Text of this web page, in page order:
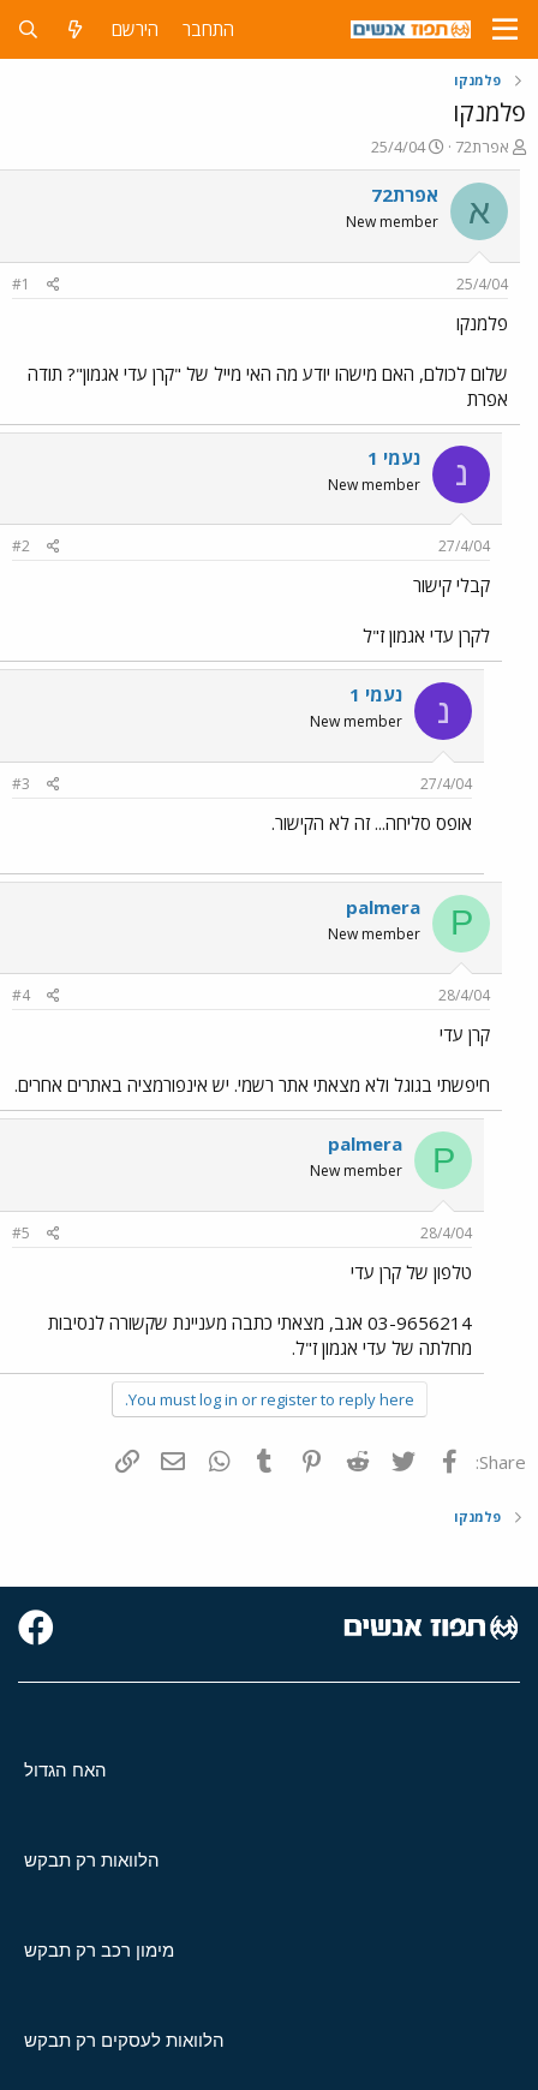
התחבר הירשם
פלמנקו
פלמנקו
פ
ו
ת
ח
ה
ש
א
אפרת72
פ
ו
ר
ם
25/4/04
א אפרת72
New member
25/4/04
#1
פלמנקו
שלום לכולם, האם מישהו יודע מה האי מייל של "קרן עדי אגמון"? תודה
אפרת
נ נעמי 1
New member
27/4/04
#2
קבלי קישור
לקרן עדי אגמון ז"ל
נ נעמי 1
New member
27/4/04
#3
אופס סליחה... זה לא הקישור.
P
palmera
New member
28/4/04
#4
קרן עדי
חיפשתי בגוגל ולא מצאתי אתר רשמי. יש אינפורמציה באתרים אחרים.
P
palmera
New member
28/4/04
#5
טלפון של קרן עדי
03-9656214 אגב, מצאתי כתבה מעניינת שקשורה לנסיבות
מחלתה של עדי אגמון ז"ל.
You must log in or register to reply here.
Share: פייסבוק Twitter
Reddit
Pinterest
Tumblr
WhatsAppדואר אלקטרוני
פלמנקו
האח הגדול
הלוואות רק תבקש
מימון רכב רק תבקש
הלוואות לעסקים רק תבקש